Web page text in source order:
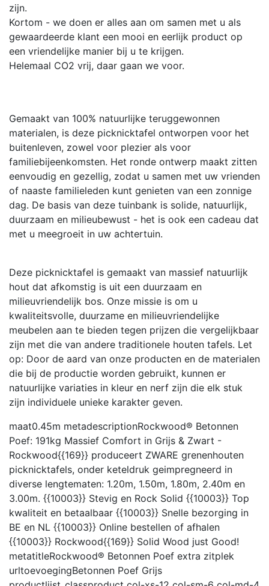
zijn.
Kortom - we doen er alles aan om samen met u als
gewaardeerde klant een mooi en eerlijk product op
een vriendelijke manier bij u te krijgen.
Helemaal CO2 vrij, daar gaan we voor.
Gemaakt van 100% natuurlijke teruggewonnen
materialen, is deze picknicktafel ontworpen voor het
buitenleven, zowel voor plezier als voor
familiebijeenkomsten. Het ronde ontwerp maakt zitten
eenvoudig en gezellig, zodat u samen met uw vrienden
of naaste familieleden kunt genieten van een zonnige
dag. De basis van deze tuinbank is solide, natuurlijk,
duurzaam en milieubewust - het is ook een cadeau dat
met u meegroeit in uw achtertuin.
Deze picknicktafel is gemaakt van massief natuurlijk
hout dat afkomstig is uit een duurzaam en
milieuvriendelijk bos. Onze missie is om u
kwaliteitsvolle, duurzame en milieuvriendelijke
meubelen aan te bieden tegen prijzen die vergelijkbaar
zijn met die van andere traditionele houten tafels. Let
op: Door de aard van onze producten en de materialen
die bij de productie worden gebruikt, kunnen er
natuurlijke variaties in kleur en nerf zijn die elk stuk
zijn individuele unieke karakter geven.
maat0.45m metadescriptionRockwood® Betonnen
Poef: 191kg Massief Comfort in Grijs & Zwart -
Rockwood{{169}} produceert ZWARE grenenhouten
picknicktafels, onder keteldruk geimpregneerd in
diverse lengtematen: 1.20m, 1.50m, 1.80m, 2.40m en
3.00m. {{10003}} Stevig en Rock Solid {{10003}} Top
kwaliteit en betaalbaar {{10003}} Snelle bezorging in
BE en NL {{10003}} Online bestellen of afhalen
{{10003}} Rockwood{{169}} Solid Wood just Good!
metatitleRockwood® Betonnen Poef extra zitplek
urltoevoegingBetonnen Poef Grijs